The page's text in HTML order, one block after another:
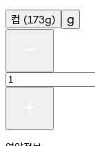
컵 (173g) g